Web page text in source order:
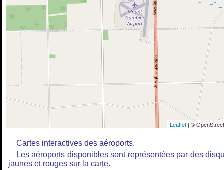
Leaflet | ©
Cartes interactives des aéroports.
Les aéroports disponibles sont représentées par des
jaunes et rouges sur la carte.